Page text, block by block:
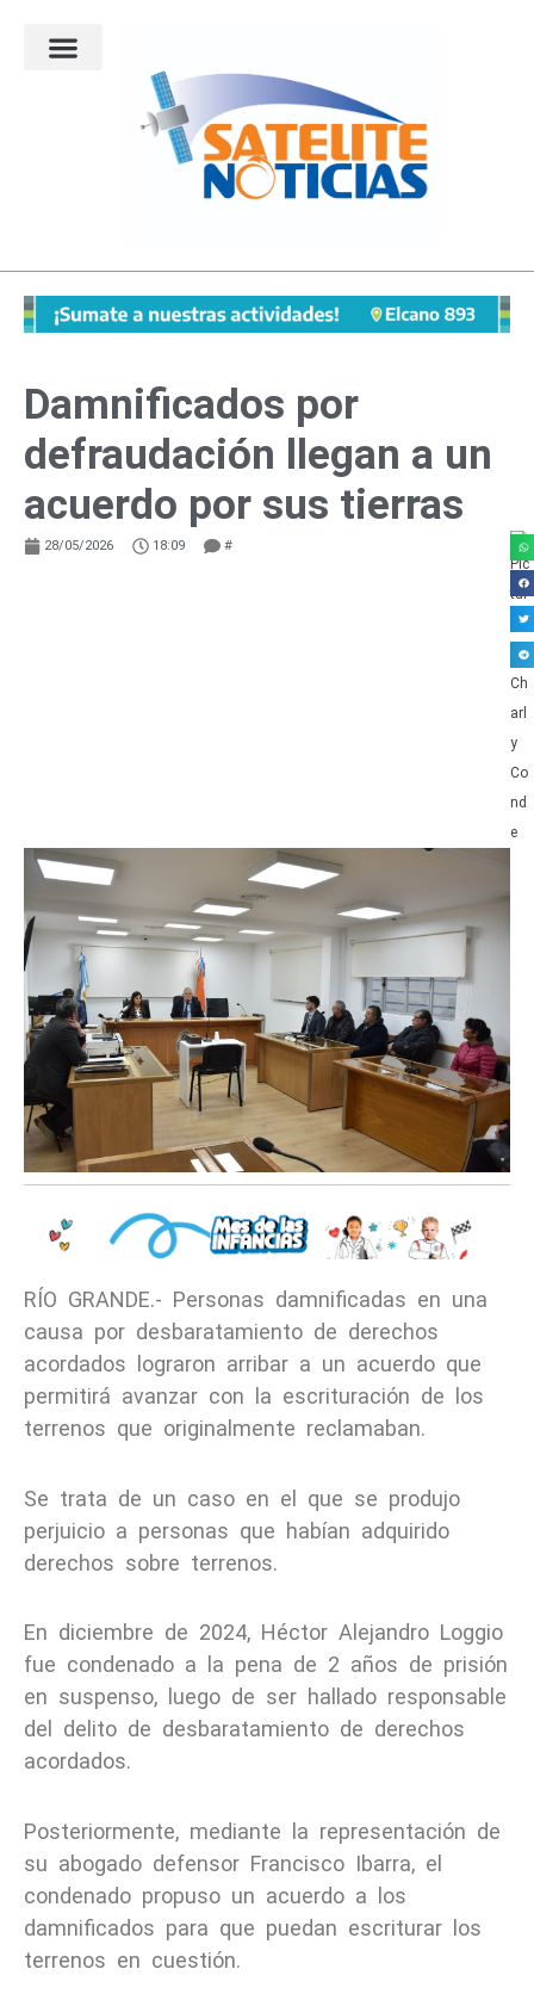
Damnificados por
defraudación llegan a un
acuerdo por sus tierras
28/05/2026 18:09 #
RÍO GRANDE.- Personas damnificadas en una
causa por desbaratamiento de derechos
acordados lograron arribar a un acuerdo que
permitirá avanzar con la escrituración de los
terrenos que originalmente reclamaban.
Se trata de un caso en el que se produjo
perjuicio a personas que habían adquirido
derechos sobre terrenos.
En diciembre de 2024, Héctor Alejandro Loggio
fue condenado a la pena de 2 años de prisión
en suspenso, luego de ser hallado responsable
del delito de desbaratamiento de derechos
acordados.
Posteriormente, mediante la representación de
su abogado defensor Francisco Ibarra, el
condenado propuso un acuerdo a los
damnificados para que puedan escriturar los
terrenos en cuestión.